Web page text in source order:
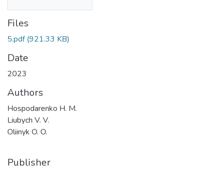
Files
5.pdf (921.33 KB)
Date
2023
Authors
Hospodarenko H. M.
Liubych V. V.
Oliinyk O. O.
Publisher